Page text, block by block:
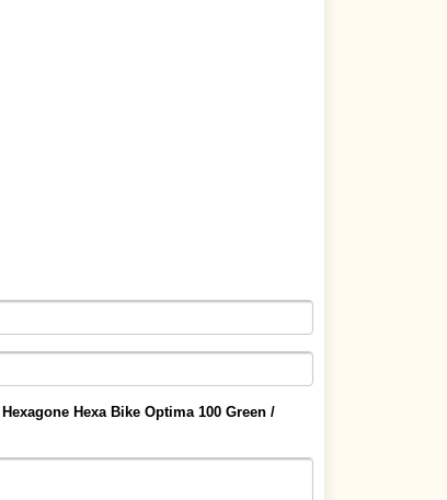
Hexa Bike Optima 100 Green /